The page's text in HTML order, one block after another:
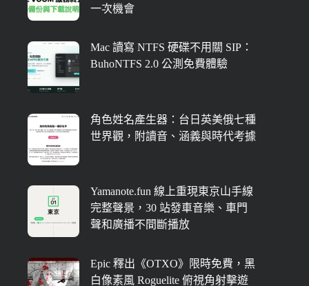
一次機會
Mac 讀寫 NTFS 硬碟不用關 SIP：
BuhoNTFS 2.0 公測免費體驗
角色姓名產生器：台日英美俄七種
世界觀，附讀音、涵義與時代考據
Yamanote.fun 線上重現東京山手線
完整聲景，30 站發車音樂、車門
聲和廣播不間斷播放
Epic 釋出《OTXO》限時免費，黑
白像素風 Roguelite 俯視角射擊遊